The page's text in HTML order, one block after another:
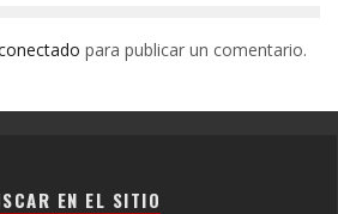
para publicar un comentario.
EN EL SITIO